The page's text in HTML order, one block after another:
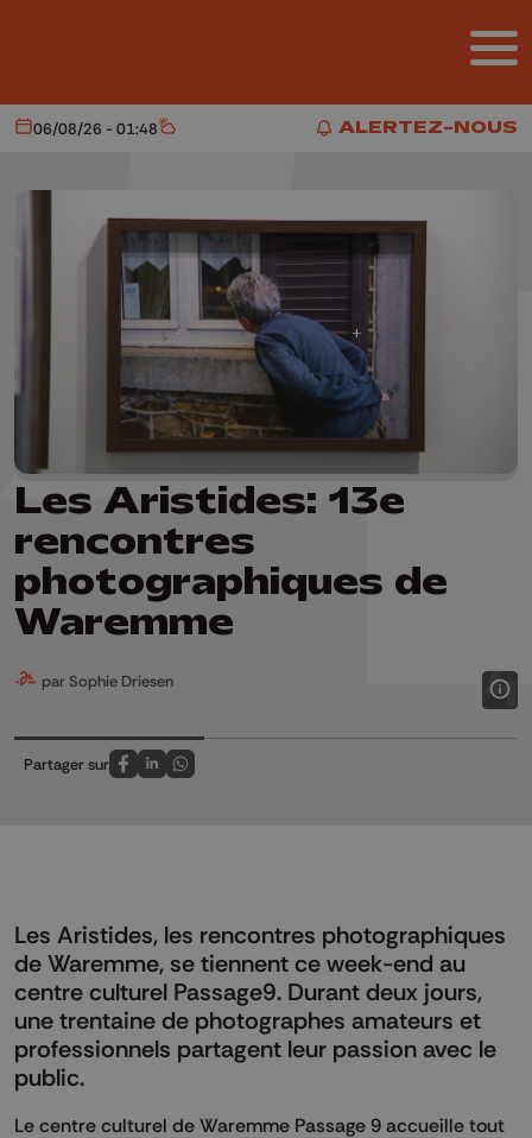
ALERTEZ-NOUS
ALERTEZ-NOUS
Aujourd'hui
06/08/26 - 01:48 Météo
Les Aristides: 13e
rencontres
photographiques de
Waremme
par Sophie Driesen
Partager sur
Partagez sur FaceBook
Partagez sur LinkedIn
Partagez sur Whatsapp
Les Aristides, les rencontres photographiques
de Waremme, se tiennent ce week-end au
centre culturel Passage9. Durant deux jours,
une trentaine de photographes amateurs et
professionnels partagent leur passion avec le
public.
Le centre culturel de Waremme Passage 9 accueille tout